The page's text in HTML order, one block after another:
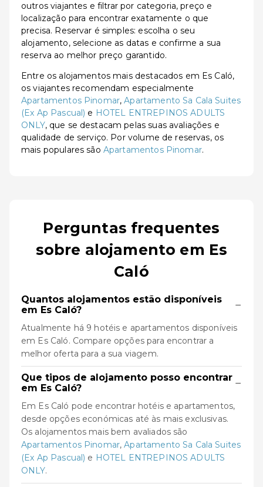
outros viajantes e filtrar por categoria, preço e
localização para encontrar exatamente o que
precisa. Reservar é simples: escolha o seu
alojamento, selecione as datas e confirme a sua
reserva ao melhor preço garantido.
Entre os alojamentos mais destacados em Es Caló,
os viajantes recomendam especialmente
Apartamentos Pinomar,Apartamento Sa Cala Suites
(Ex Ap Pascual) e HOTEL ENTREPINOS ADULTS
ONLY, que se destacam pelas suas avaliações e
qualidade de serviço. Por volume de reservas, os
mais populares são Apartamentos Pinomar.
Perguntas frequentes
sobre alojamento em Es
Caló
Quantos alojamentos estão disponíveis
em Es Caló?
−
Atualmente há 9 hotéis e apartamentos disponíveis
em Es Caló. Compare opções para encontrar a
melhor oferta para a sua viagem.
Que tipos de alojamento posso encontrar
em Es Caló?
−
Em Es Caló pode encontrar hotéis e apartamentos,
desde opções económicas até às mais exclusivas.
Os alojamentos mais bem avaliados são
Apartamentos Pinomar,Apartamento Sa Cala Suites
(Ex Ap Pascual) e HOTEL ENTREPINOS ADULTS
ONLY.